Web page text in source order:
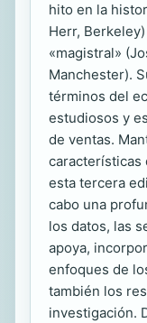
hito en la
Herr,
«magistral»
Manchester).
términos del
estudiosos y
de ventas.
características
esta tercera
cabo una
los datos, las
apoya,
enfoques de
también los
investigación.